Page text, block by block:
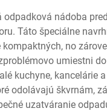
nádoba
Táto špeciálne
no
umiestni
kuchyne, kancelárie
odolávajú škvrnám,
uzatváranie